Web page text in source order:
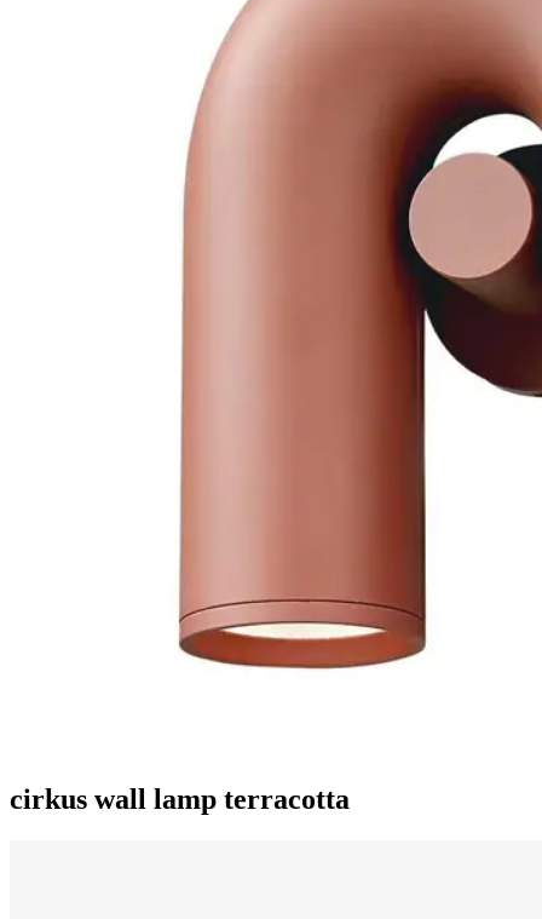
cirkus wall lamp terracotta